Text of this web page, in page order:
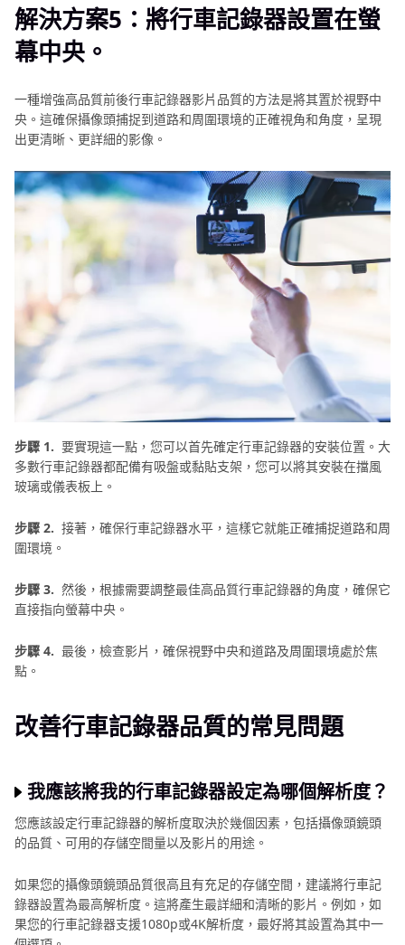
解決方案5：將行車記錄器設置在螢
幕中央。
一種增強高品質前後行車記錄器影片品質的方法是將其置於視野中
央。這確保攝像頭捕捉到道路和周圍環境的正確視角和角度，呈現
出更清晰、更詳細的影像。
步驟 1. 要實現這一點，您可以首先確定行車記錄器的安裝位置。大
多數行車記錄器都配備有吸盤或黏貼支架，您可以將其安裝在擋風
玻璃或儀表板上。
步驟 2. 接著，確保行車記錄器水平，這樣它就能正確捕捉道路和周
圍環境。
步驟 3. 然後，根據需要調整最佳高品質行車記錄器的角度，確保它
直接指向螢幕中央。
步驟 4. 最後，檢查影片，確保視野中央和道路及周圍環境處於焦
點。
改善行車記錄器品質的常見問題
我應該將我的行車記錄器設定為哪個解析度？
您應該設定行車記錄器的解析度取決於幾個因素，包括攝像頭鏡頭
的品質、可用的存儲空間量以及影片的用途。
如果您的攝像頭鏡頭品質很高且有充足的存儲空間，建議將行車記
錄器設置為最高解析度。這將產生最詳細和清晰的影片。例如，如
果您的行車記錄器支援1080p或4K解析度，最好將其設置為其中一